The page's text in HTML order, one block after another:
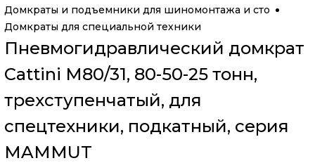
Домкраты и подъемники для шиномонтажа и сто
Домкраты для специальной техники
Пневмогидравлический домкрат
Cattini M80/31, 80-50-25 тонн,
трехступенчатый, для
спецтехники, подкатный, серия
MAMMUT